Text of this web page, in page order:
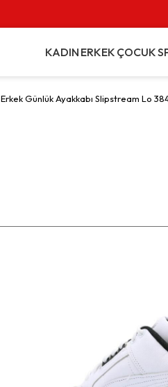
KADIN ERKEK ÇOCUK
Erkek Günlük Ayakkabı Slipstream Lo